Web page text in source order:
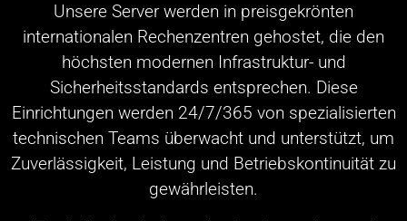
Unsere Server werden in preisgekrönten
internationalen Rechenzentren gehostet, die den
höchsten modernen Infrastruktur- und
Sicherheitsstandards entsprechen. Diese
Einrichtungen werden 24/7/365 von spezialisierten
technischen Teams überwacht und unterstützt, um
Zuverlässigkeit, Leistung und Betriebskontinuität zu
gewährleisten.